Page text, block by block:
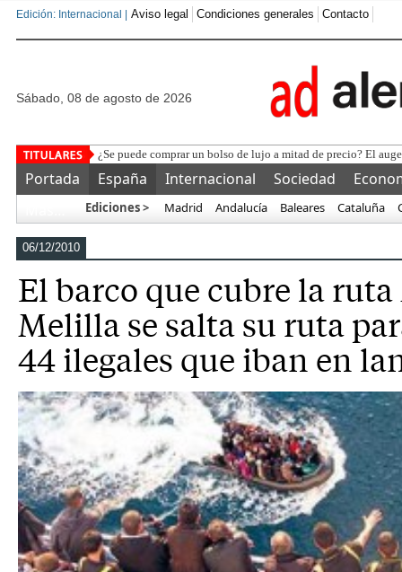
Edición: Internacional | Aviso legal Condiciones generales Contacto
sábado, 08 de agosto de 2026
Po
Portada España Internacional Sociedad
Ediciones > Madrid Andalucía Baleares Cataluña
06/12/2010
El barco que cubre la
Melilla se salta su ruta
44 ilegales que iban en